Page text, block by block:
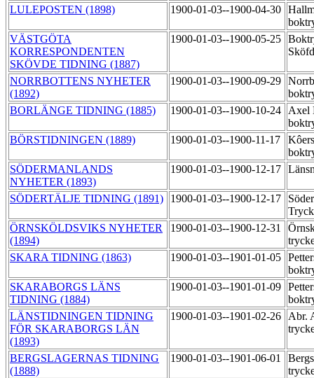
LULEPOSTEN (1898)
1900-01-03--1900-04-30
VÄSTGÖTA
KORRESPONDENTEN
SKÖVDE TIDNING (1887)
1900-01-03--1900-05-25
NORRBOTTENS NYHETER
(1892)
1900-01-03--1900-09-29
BORLÄNGE TIDNING (1885)
1900-01-03--1900-10-24
Axel
BÖRSTIDNINGEN (1889)
1900-01-03--1900-11-17
SÖDERMANLANDS
NYHETER (1893)
1900-01-03--1900-12-17
SÖDERTÄLJE TIDNING (1891) 1900-01-03--1900-12-17
ÖRNSKÖLDSVIKS NYHETER
(1894)
1900-01-03--1900-12-31
SKARA TIDNING (1863)
1900-01-03--1901-01-05
SKARABORGS LÄNS
TIDNING (1884)
1900-01-03--1901-01-09
LÄNSTIDNINGEN TIDNING
FÖR SKARABORGS LÄN
(1893)
1900-01-03--1901-02-26
Abr.
BERGSLAGERNAS TIDNING
(1888)
1900-01-03--1901-06-01